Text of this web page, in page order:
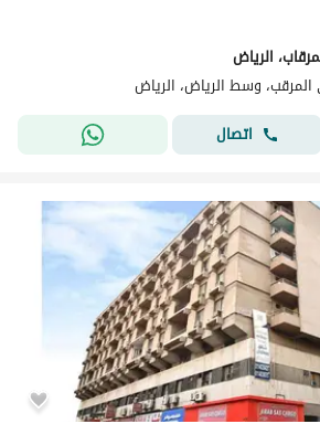
الرياض
وسط الرياض، الرياض
اتصال